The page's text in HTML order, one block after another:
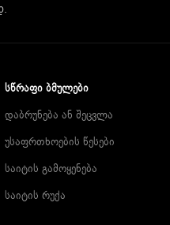
ᲡᲬᲠᲐᲤᲘ ᲑᲛᲣᲚᲔᲑᲘ
დაბრუნება ან შეცვლა
უსაფრთხოების წესები
საიტის გამოყენება
საიტის რუქა